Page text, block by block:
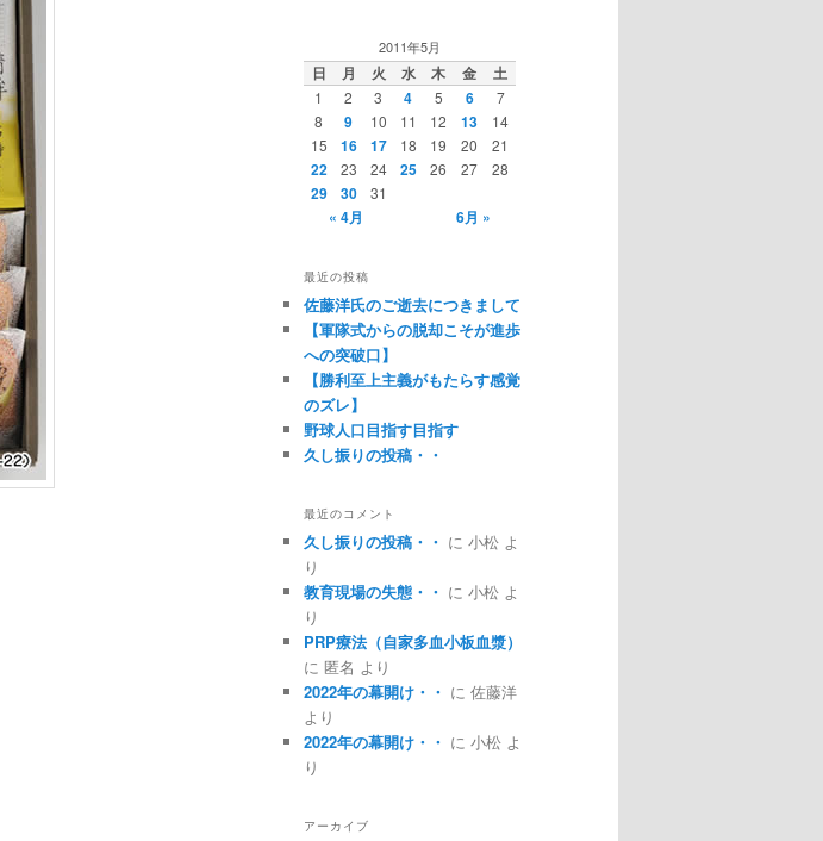
2011年5月
日 月 火 水 木 金 土
1 2 3 4 5 6
7
8
9 10 11 12 13
14
15
16 17 18 19 20 21
22 23 24 25 26 27 28
29 30 31
« 4月 6月 »
最近の投稿
佐藤洋氏のご逝去につきまして
【軍隊式からの脱却こそが進歩
への突破口】
【勝利至上主義がもたらす感覚
のズレ】
野球人口目指す目指す
久し振りの投稿・・
最近のコメント
久し振りの投稿・・ に 小松 よ
り
教育現場の失態・・ に 小松 よ
り
PRP療法（自家多血小板血漿）
に 匿名 より
2022年の幕開け・・ に 佐藤洋
より
2022年の幕開け・・ に 小松 よ
り
アーカイブ